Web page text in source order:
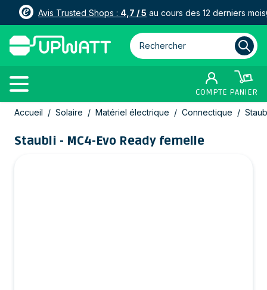
Avis Trusted Shops : 4,7 / 5 au cours des 12 derniers mois
Rechercher parmi plus de
COMPTE PANIER
Allez au contenu
Accueil / Solaire / Matériel électrique / Connectique /
Staubli - MC4-Evo Ready femelle